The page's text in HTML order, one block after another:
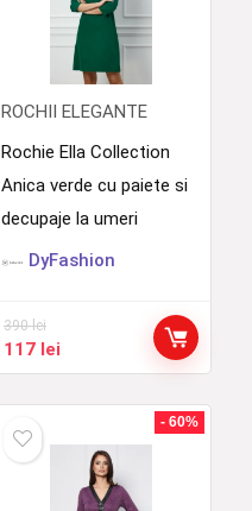
ROCHII ELEGANTE
Rochie Ella Collection
Anica verde cu paiete si
decupaje la umeri
DyFashion
390lei
Prețul
inițial
390 lei.
117 leiPrețul
curent
- 60%